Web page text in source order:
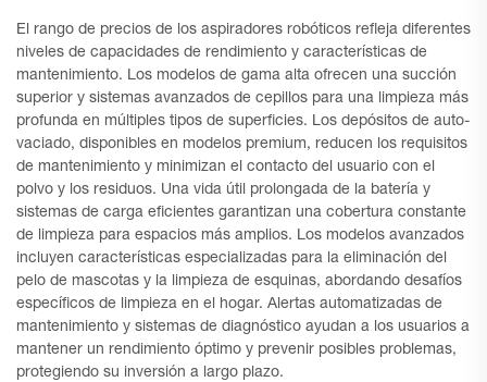
El rango de precios de los aspiradores robóticos refleja diferentes
niveles de capacidades de rendimiento y características de
mantenimiento. Los modelos de gama alta ofrecen una succión
superior y sistemas avanzados de cepillos para una limpieza más
profunda en múltiples tipos de superficies. Los depósitos de auto-
vaciado, disponibles en modelos premium, reducen los requisitos
de mantenimiento y minimizan el contacto del usuario con el
polvo y los residuos. Una vida útil prolongada de la batería y
sistemas de carga eficientes garantizan una cobertura constante
de limpieza para espacios más amplios. Los modelos avanzados
incluyen características especializadas para la eliminación del
pelo de mascotas y la limpieza de esquinas, abordando desafíos
específicos de limpieza en el hogar. Alertas automatizadas de
mantenimiento y sistemas de diagnóstico ayudan a los usuarios a
mantener un rendimiento óptimo y prevenir posibles problemas,
protegiendo su inversión a largo plazo.